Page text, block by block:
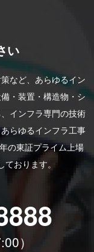
い
など、あらゆるイン
・装置・構造物・シ
インフラ専門の技術
らゆるインフラ工事
の東証プライム上場
おります。
）